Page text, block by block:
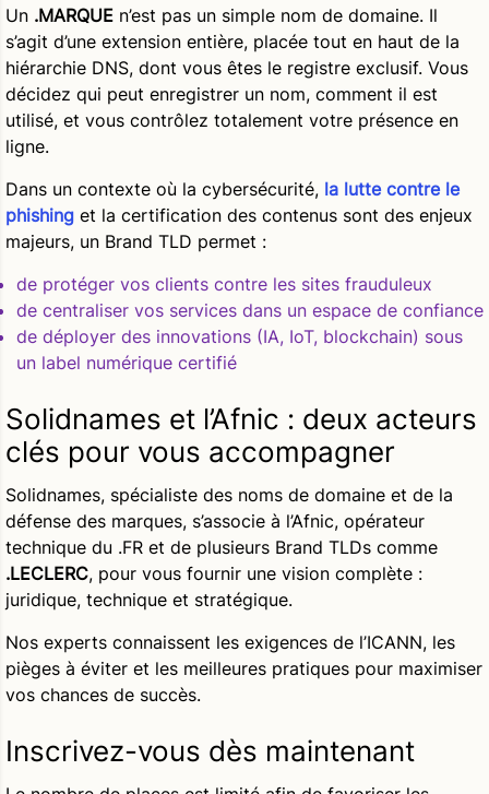
Un .MARQUE n’est pas un simple nom de domaine. Il
s’agit d’une extension entière, placée tout en haut de la
hiérarchie DNS, dont vous êtes le registre exclusif. Vous
décidez qui peut enregistrer un nom, comment il est
utilisé, et vous contrôlez totalement votre présence en
ligne.
Dans un contexte où la cybersécurité, la lutte contre le
phishing et la certification des contenus sont des enjeux
majeurs, un Brand TLD permet :
de protéger vos clients contre les sites frauduleux
de centraliser vos services dans un espace de confiance
de déployer des innovations (IA, IoT, blockchain) sous
un label numérique certifié
Solidnames et l’Afnic : deux acteurs
clés pour vous accompagner
Solidnames, spécialiste des noms de domaine et de la
défense des marques, s’associe à l’Afnic, opérateur
technique du .FR et de plusieurs Brand TLDs comme
.LECLERC, pour vous fournir une vision complète :
juridique, technique et stratégique.
Nos experts connaissent les exigences de l’ICANN, les
pièges à éviter et les meilleures pratiques pour maximiser
vos chances de succès.
Inscrivez-vous dès maintenant